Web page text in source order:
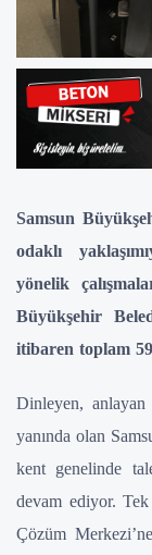
Samsun
odaklı
yönelik
Büyükşehir
itibaren toplam
Dinleyen, anlayan
yanında olan
kent genelinde
devam ediyor.
Çözüm